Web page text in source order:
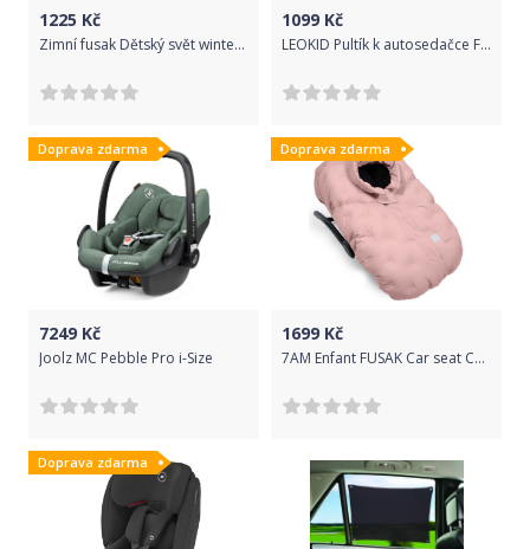
1225 Kč
Zimní fusak Dětský svět winter sport minky celošedý
1099 Kč
LEOKID Pultík k autosedačce Funny Planets 2021
Doprava zdarma
7249 Kč
Joolz MC Pebble Pro i-Size
Doprava zdarma
1699 Kč
7AM Enfant FUSAK Car seat Cocoon AIRY PINK
Doprava zdarma